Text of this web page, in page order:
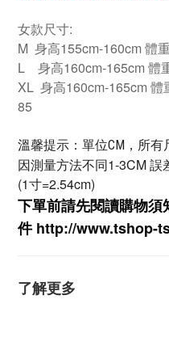
女款尺寸:
M 身高155cm-160cm 體
L 身高160cm-165cm 體
XL 身高160cm-165cm 體
85
溫馨提示：單位CM，所有
因測量方法不同1-3CM 誤
(1寸=2.54cm)
下單前請先閱讀購物須
件 http://www.tshop-
了解更多